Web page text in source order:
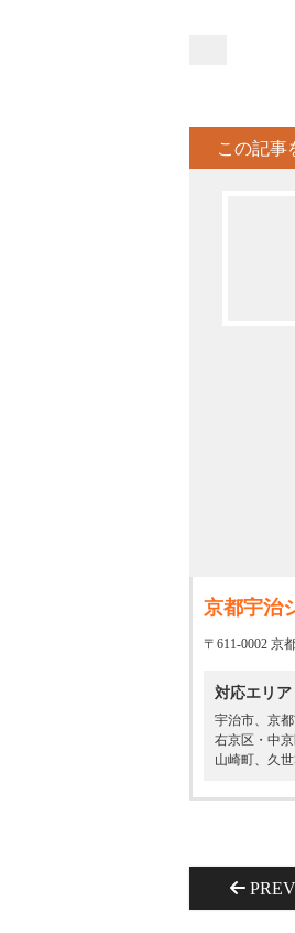
この記事
京都宇治
〒611-0002 京
対応エリア
宇治市、京
右京区・中
山崎町、久